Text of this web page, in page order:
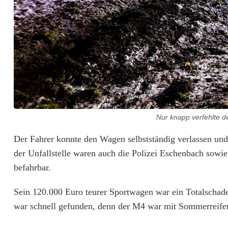
l
s
c
h
a
d
n
:
e
Nur knapp verfehlte
Der Fahrer konnte den Wagen selbstständig verlassen
der Unfallstelle waren auch die Polizei Eschenbach
befahrbar.
Sein 120.000 Euro teurer Sportwagen war ein
war schnell gefunden, denn der M4 war mit